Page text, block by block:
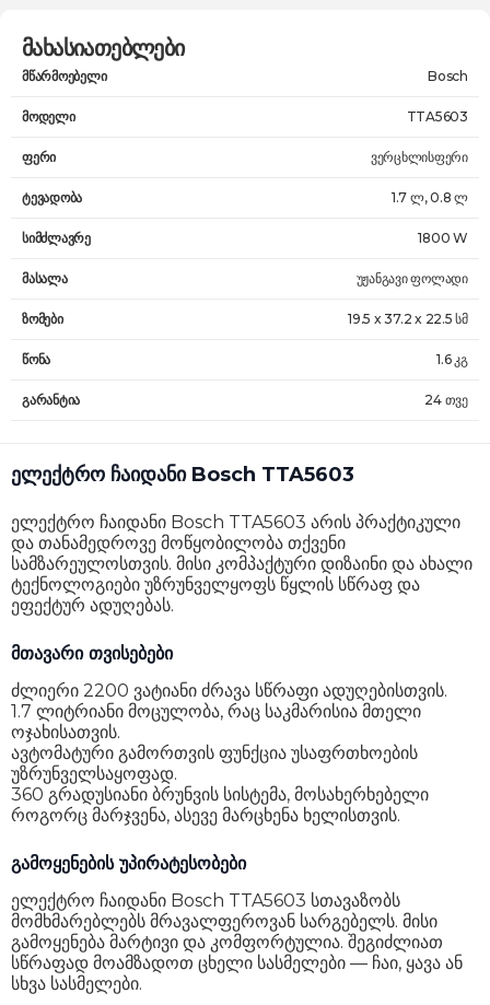
მახასიათებლები
მწარმოებელი Bosch
მოდელი TTA5603
ფერი ვერცხლისფერი
ტევადობა 1.7 ლ, 0.8 ლ
სიმძლავრე 1800 W
მასალა უჟანგავი ფოლადი
ზომები 19.5 x 37.2 x 22.5 სმ
წონა 1.6 კგ
გარანტია 24 თვე
ელექტრო ჩაიდანი Bosch TTA5603
ელექტრო ჩაიდანი Bosch TTA5603 არის პრაქტიკული
და თანამედროვე მოწყობილობა თქვენი
სამზარეულოსთვის. მისი კომპაქტური დიზაინი და ახალი
ტექნოლოგიები უზრუნველყოფს წყლის სწრაფ და
ეფექტურ ადუღებას.
მთავარი თვისებები
ძლიერი 2200 ვატიანი ძრავა სწრაფი ადუღებისთვის.
1.7 ლიტრიანი მოცულობა, რაც საკმარისია მთელი
ოჯახისათვის.
ავტომატური გამორთვის ფუნქცია უსაფრთხოების
უზრუნველსაყოფად.
360 გრადუსიანი ბრუნვის სისტემა, მოსახერხებელი
როგორც მარჯვენა, ასევე მარცხენა ხელისთვის.
გამოყენების უპირატესობები
ელექტრო ჩაიდანი Bosch TTA5603 სთავაზობს
მომხმარებლებს მრავალფეროვან სარგებელს. მისი
გამოყენება მარტივი და კომფორტულია. შეგიძლიათ
სწრაფად მოამზადოთ ცხელი სასმელები — ჩაი, ყავა ან
სხვა სასმელები.